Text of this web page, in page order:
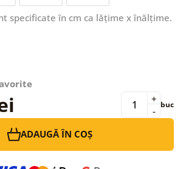
specificate în cm ca lățime x înălțime.
-
+ buc
ADAUGĂ ÎN COȘ